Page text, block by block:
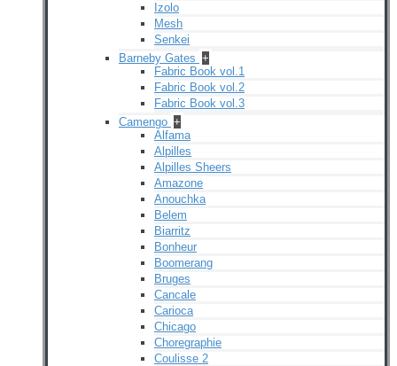
Izolo
Mesh
Senkei
Barneby Gates +
Fabric Book vol.1
Fabric Book vol.2
Fabric Book vol.3
Camengo +
Alfama
Alpilles
Alpilles Sheers
Amazone
Anouchka
Belem
Biarritz
Bonheur
Boomerang
Bruges
Cancale
Carioca
Chicago
Choregraphie
Coulisse 2